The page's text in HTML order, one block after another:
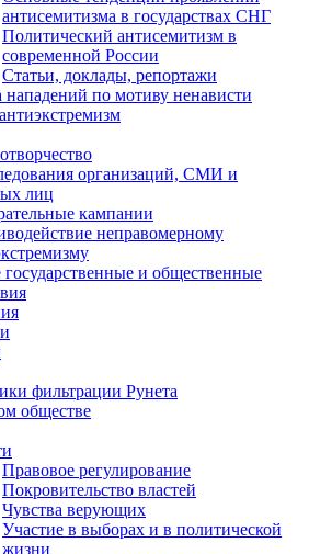
антисемитизма в государствах СНГ
Политический антисемитизм в
современной России
Статьи, доклады, репортажи
нападений по мотиву ненависти
организаций, СМИ и
лиц
кампании
неправомерному
и общественные
фильтрации Рунета
обществе
Правовое регулирование
Покровительство властей
Чувства верующих
Участие в выборах и в политической
жизни